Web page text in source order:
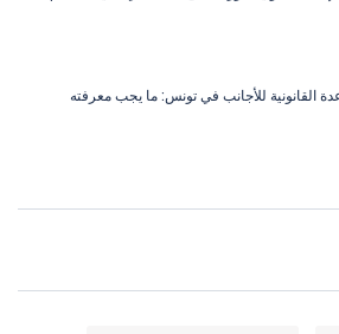
القانونية للأجانب في تونس: ما يجب معرفته